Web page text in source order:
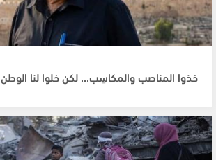
خذوا المناصب والمكاسِب... لكن خلوا لنا الوطن